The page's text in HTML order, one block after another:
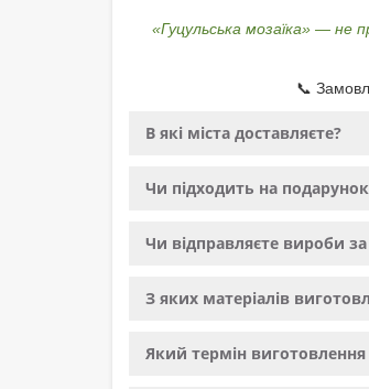
«Гуцульська мозаїка» — не
📞
В які міста доставляєте?
Чи підходить на
Чи відправляєте вироби
З яких матеріалів
Який термін